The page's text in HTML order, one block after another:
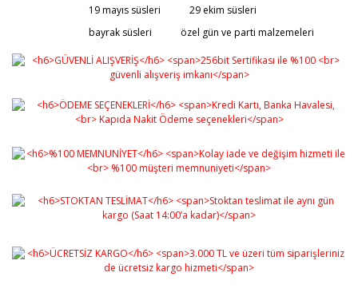
19 mayıs süsleri
29 ekim süsleri
bayrak süsleri
özel gün ve parti malzemeleri